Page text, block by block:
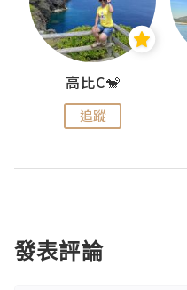
高比C🐒
追蹤
發表評論